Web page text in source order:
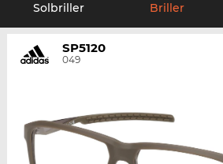
Solbriller Briller
SP5120
049